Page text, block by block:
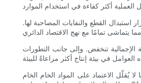
استبدال القطع والنفايات المصاحبة لها.
الإجمالية تنخفض. وإلى جانب التطورات
يُقلّل الاعتماد على المواد الخام الخام